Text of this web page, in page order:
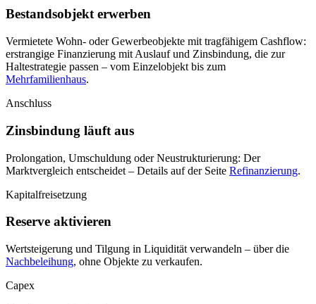
Bestandsobjekt erwerben
Vermietete Wohn- oder Gewerbeobjekte mit tragfähigem Cashflow:
erstrangige Finanzierung mit Auslauf und Zinsbindung, die zur
Haltestrategie passen – vom Einzelobjekt bis zum
Mehrfamilienhaus.
Anschluss
Zinsbindung läuft aus
Prolongation, Umschuldung oder Neustrukturierung: Der
Marktvergleich entscheidet – Details auf der Seite Refinanzierung.
Kapitalfreisetzung
Reserve aktivieren
Wertsteigerung und Tilgung in Liquidität verwandeln – über die
Nachbeleihung, ohne Objekte zu verkaufen.
Capex